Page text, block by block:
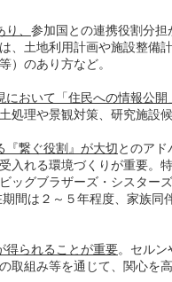
、 参加国との連携役割分担
、土地利用計画や施設整備
）のあり方など。
において「住民への情報公開
処理や景観対策、研究施設
『繋ぐ役割』が大切とのア
入れる環境づくりが重要。特
ッグブラザーズ・シスター
間は２～５年程度、家族同
得られることが重要。セル
取組み等を通じて、関心を